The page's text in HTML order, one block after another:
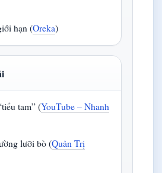
hạn (Oreka)
tam” (YouTube – Nhanh
lưỡi bò (Quản Trị